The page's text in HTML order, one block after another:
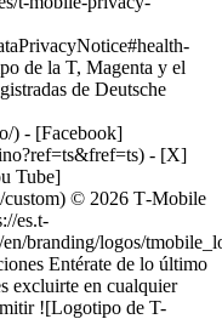
de la T, Magenta y el
de Deutsche
) - [Facebook]
- [X]
Tube]
© 2026 T‑Mobile
es.t-
branding/logos/
Entérate de lo último
excluirte en cualquier
![Logotipo de T-